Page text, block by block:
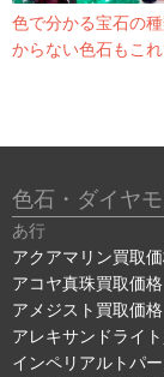
色で分かる宝石の
からない色石もこ
色石・ダイヤ
あ行
アクアマリン買取
アコヤ真珠買取価格
アメジスト買取価格
アレキサンドライ
インペリアルトパ